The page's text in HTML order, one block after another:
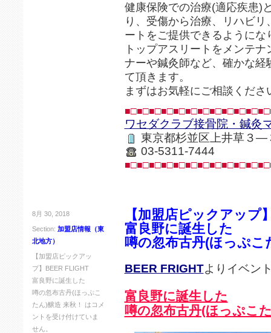
健康保険での治療(適応疾患)
り、受傷から治療、リハビ
ートをご提供できるようにな
トップアスリートをメンテ
ナーや鍼灸師など、確かな
て頂きます。
まずはお気軽にご相談くださ
ワセダクラブ接骨院・鍼灸
東京都杉並区上井草３
03-5311-7444
8月 30, 2018
Section: 加盟店情報（東
北地方）
【加盟店ピックアッ
プ】BEER FLIGHT
富良野に誕生した
噂の忽布古丹(ほっぷこ
たん)醸造 来秋！ は コメ
ントを受け付けていま
せん。
【加盟店ピックアップ
富良野に誕生した
噂の忽布古丹(ほっぷこ
BEER FRIGHTよりイベン
富良野に誕生した
噂の忽布古丹(ほっぷこ